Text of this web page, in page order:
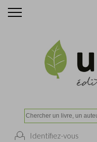
Identifiez-vous